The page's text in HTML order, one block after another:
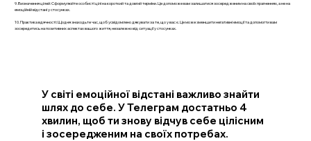
9. Визначення цілей: Сформулюйте особисті цілі на короткий та довгий терміни. Це допоможе вам залишатися зосередженим на своїх прагненнях, а не на
емоційній відстані у стосунках.
10. Практика вдячності: Щодня знаходьте час, щоб усвідомлено дякувати за те, що у вас є. Це може зменшити негативні емоції та допомогти вам
зосередитись на позитивних аспектах вашого життя, незалежно від ситуації у стосунках.
У світі емоційної відстані важливо знайти
шлях до себе. У Телеграм достатньо 4
хвилин, щоб ти знову відчув себе цілісним
і зосередженим на своїх потребах.